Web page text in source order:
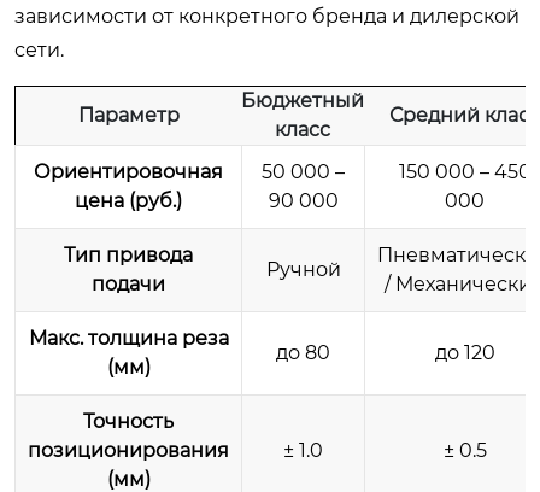
зависимости от конкретного бренда и дилерской
сети.
Параметр
Бюджетный
класс
Средний класс
Ориентировочная
цена (руб.)
50 000 –
90 000
150 000 – 450
000
Тип привода
подачи
Ручной
/
Макс. толщина реза
(мм)
до 80 до 120
Точность
позиционирования
(мм)
± 1.0 ± 0.5